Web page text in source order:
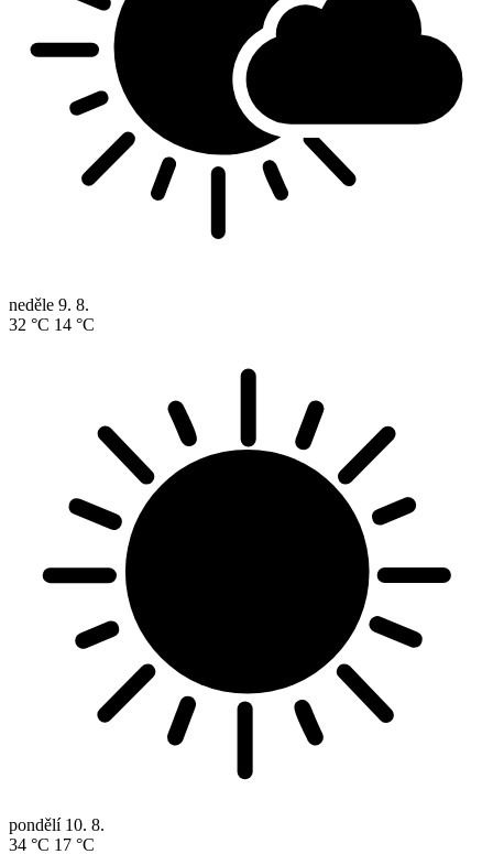
neděle 9. 8.
32 °C 14 °C
pondělí 10. 8.
34 °C 17 °C